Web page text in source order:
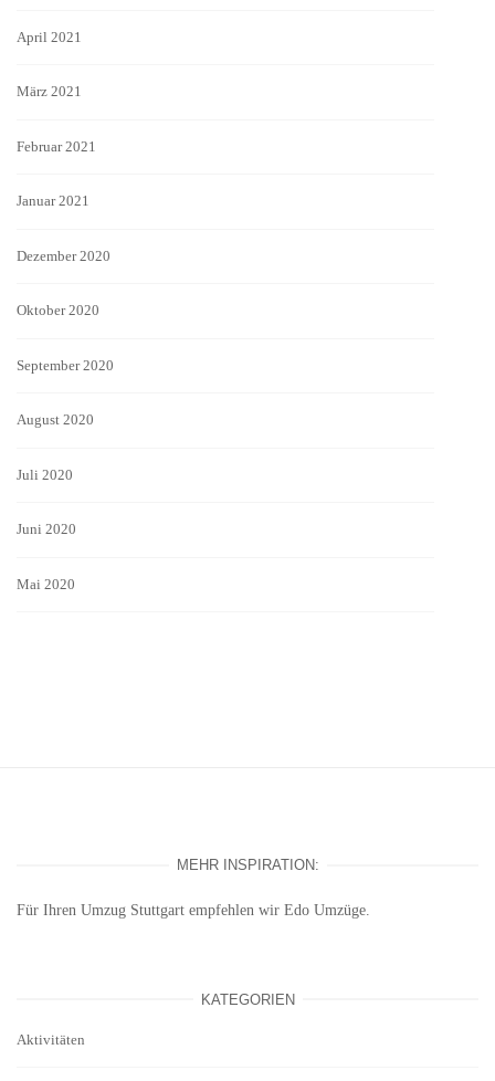
April 2021
März 2021
Februar 2021
Januar 2021
Dezember 2020
Oktober 2020
September 2020
August 2020
Juli 2020
Juni 2020
Mai 2020
MEHR INSPIRATION:
Für Ihren Umzug Stuttgart empfehlen wir Edo Umzüge.
KATEGORIEN
Aktivitäten